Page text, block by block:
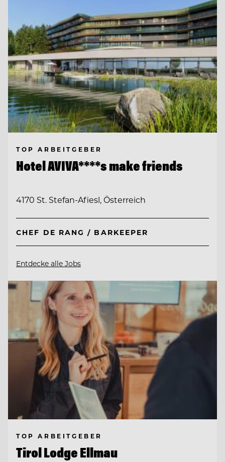
TOP ARBEITGEBER
Hotel AVIVA****s make friends
4170 St. Stefan-Afiesl, Österreich
CHEF DE RANG / BARKEEPER
Entdecke alle Jobs
TOP ARBEITGEBER
Tirol Lodge Ellmau